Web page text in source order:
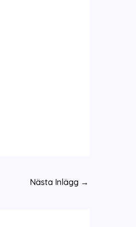
Nästa Inlägg →